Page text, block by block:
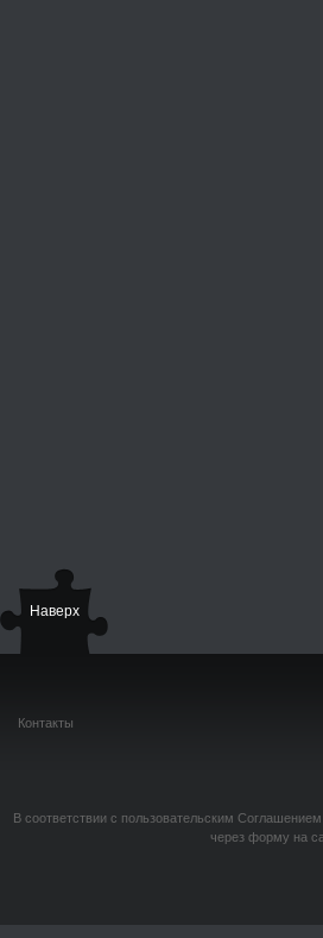
Наверх
Контакты
В соответствии с пользовательским
через форму на